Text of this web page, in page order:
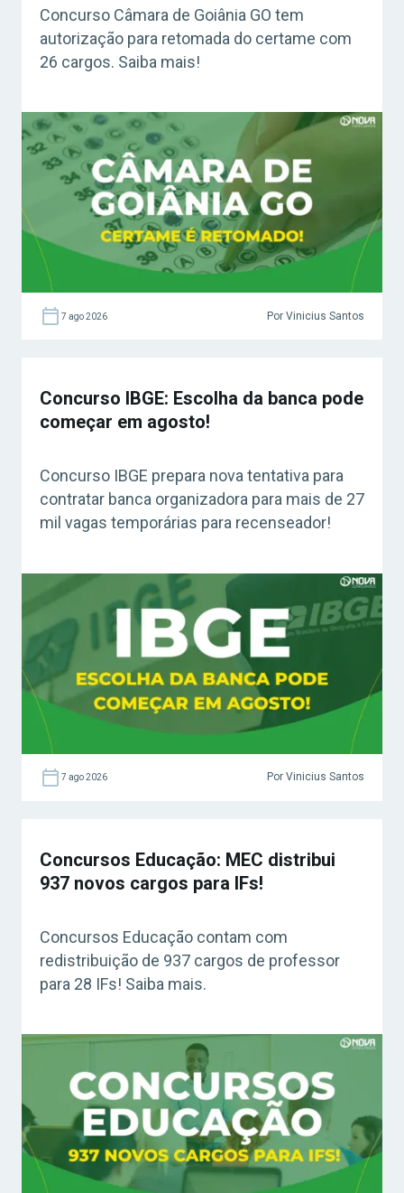
Concurso Câmara de Goiânia GO tem
autorização para retomada do certame com
26 cargos. Saiba mais!
7 ago 2026 Por Vinicius Santos
Concurso IBGE: Escolha da banca pode
começar em agosto!
Concurso IBGE prepara nova tentativa para
contratar banca organizadora para mais de 27
mil vagas temporárias para recenseador!
7 ago 2026 Por Vinicius Santos
Concursos Educação: MEC distribui
937 novos cargos para IFs!
Concursos Educação contam com
redistribuição de 937 cargos de professor
para 28 IFs! Saiba mais.